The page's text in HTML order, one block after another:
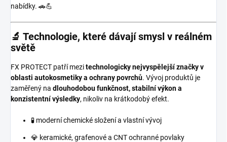
nabídky. 🚗💪
🔬 Technologie, které dávají smysl v reálném
světě
FX PROTECT patří mezitechnologicky nejvyspělejší značky v
oblasti autokosmetiky a ochrany povrchů. Vývoj produktů je
zaměřený na dlouhodobou funkčnost, stabilní výkon a
konzistentní výsledky, nikoliv na krátkodobý efekt.
🧪 moderní chemické složení a vlastní vývoj
💎 keramické, grafenové a CNT ochranné povlaky